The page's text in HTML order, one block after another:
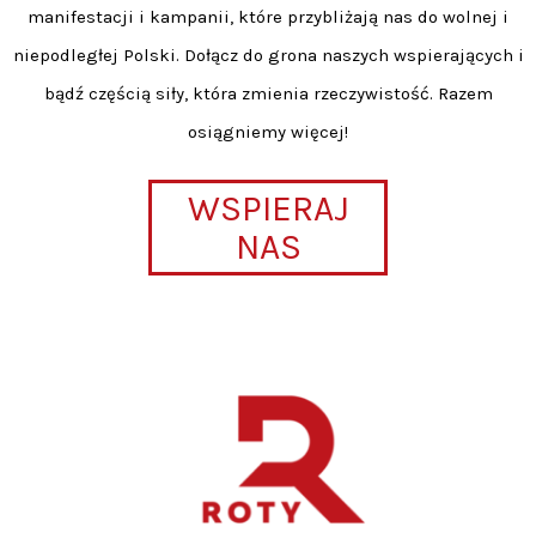
manifestacji i kampanii, które przybliżają nas do wolnej i
niepodległej Polski. Dołącz do grona naszych wspierających i
bądź częścią siły, która zmienia rzeczywistość. Razem
osiągniemy więcej!
WSPIERAJ
NAS